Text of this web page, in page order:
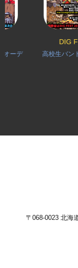
デ
DIG
高校生バンド
〒068-0023 北海